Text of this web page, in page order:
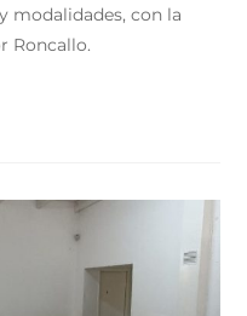
modalidades, con la
Roncallo.